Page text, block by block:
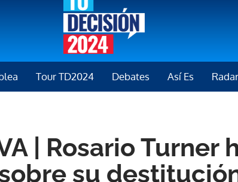
Tour TD2024 Debates Así Es Radar
| Rosario Turner
su